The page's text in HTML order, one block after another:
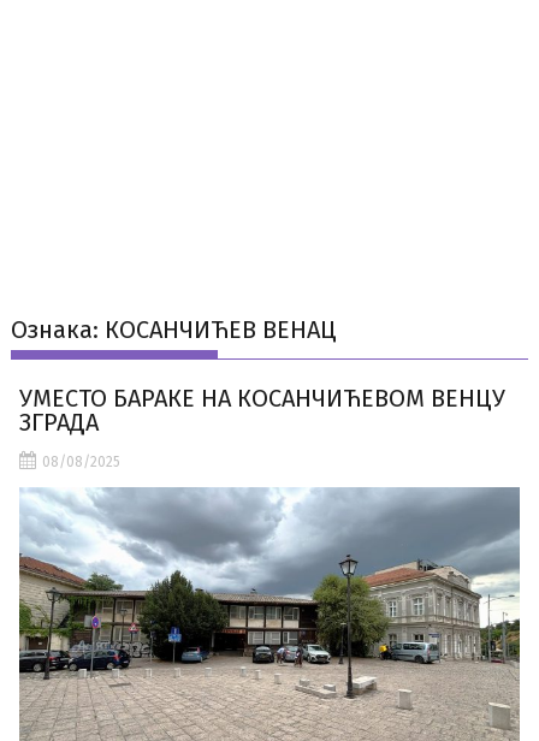
Ознака: КОСАНЧИЋЕВ ВЕНАЦ
УМЕСТО БАРАКЕ НА КОСАНЧИЋЕВОМ ВЕНЦУ
ЗГРАДА
08/08/2025